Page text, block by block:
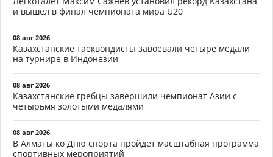
и вышел в финал чемпионата мира U20
08 авг 2026
Казахстанские таеквондисты завоевали четыре медали
на турнире в Индонезии
08 авг 2026
Казахстанские гребцы завершили чемпионат Азии с
четырьмя золотыми медалями
08 авг 2026
В Алматы ко Дню спорта пройдет масштабная программа
спортивных мероприятий